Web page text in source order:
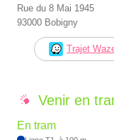
Rue du 8 Mai 1945
93000 Bobigny
Trajet
Venir en
En tram